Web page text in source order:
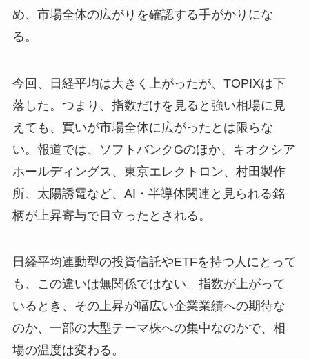
め、市場全体の広がりを確認する手がかりにな
る。
今回、日経平均は大きく上がったが、TOPIXは下
落した。つまり、指数だけを見ると強い相場に見
えても、買いが市場全体に広がったとは限らな
い。報道では、ソフトバンクGのほか、キオクシア
ホールディングス、東京エレクトロン、村田製作
所、太陽誘電など、AI・半導体関連と見られる銘
柄が上昇寄与で目立ったとされる。
日経平均連動型の投資信託やETFを持つ人にとって
も、この違いは無関係ではない。指数が上がって
いるとき、その上昇が幅広い企業業績への期待な
のか、一部の大型テーマ株への集中なのかで、相
場の温度は変わる。